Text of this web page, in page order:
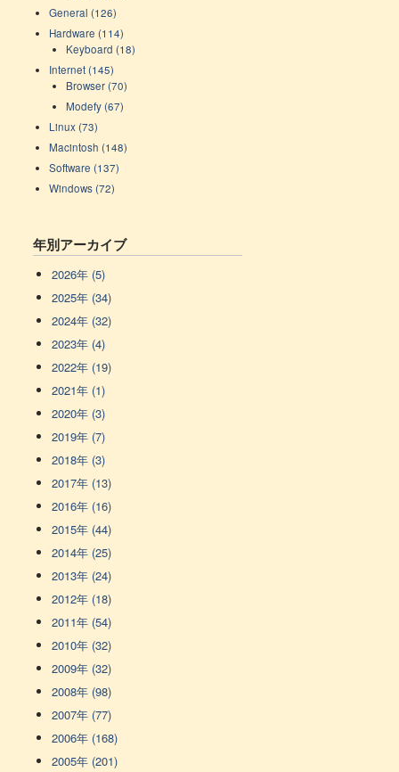
General (126)
Hardware (114)
Keyboard (18)
Internet (145)
Browser (70)
Modefy (67)
Linux (73)
Macintosh (148)
Software (137)
Windows (72)
年別アーカイブ
2026年 (5)
2025年 (34)
2024年 (32)
2023年 (4)
2022年 (19)
2021年 (1)
2020年 (3)
2019年 (7)
2018年 (3)
2017年 (13)
2016年 (16)
2015年 (44)
2014年 (25)
2013年 (24)
2012年 (18)
2011年 (54)
2010年 (32)
2009年 (32)
2008年 (98)
2007年 (77)
2006年 (168)
2005年 (201)